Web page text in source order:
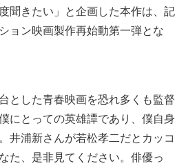
聞きたい」と企画した本作は、記
ョン映画製作再始動第一弾とな
とした青春映画を恐れ多くも監督
にとっての英雄譚であり、僕自身
井浦新さんが若松孝二だとカッコ
た、是非見てください。俳優っ